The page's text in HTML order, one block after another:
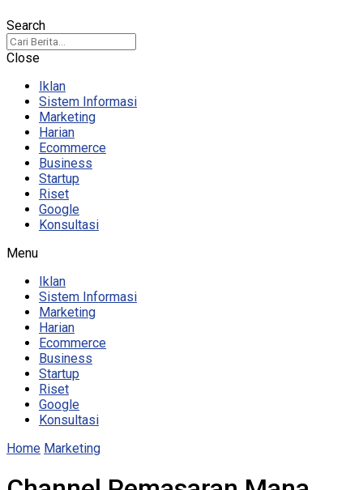
Search
Close
Iklan
Sistem Informasi
Marketing
Harian
Ecommerce
Business
Startup
Riset
Google
Konsultasi
Menu
Iklan
Sistem Informasi
Marketing
Harian
Ecommerce
Business
Startup
Riset
Google
Konsultasi
Home Marketing